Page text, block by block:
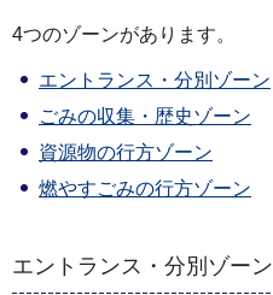
4つのゾーンがあります。
エントランス・分別ゾーン
ごみの収集・歴史ゾーン
資源物の行方ゾーン
燃やすごみの行方ゾーン
エントランス・分別ゾーン